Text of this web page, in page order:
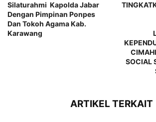
Silaturahmi Kapolda Jabar
Dengan Pimpinan Ponpes
Dan Tokoh Agama Kab.
Karawang
SOCIAL
ARTIKEL TERKAIT